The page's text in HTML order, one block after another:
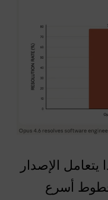
يتعامل الإصدار
أسرع